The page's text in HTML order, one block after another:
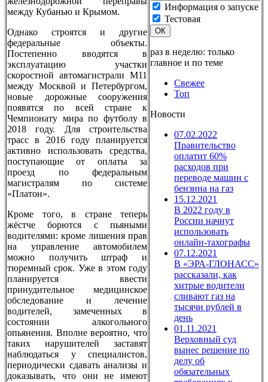
между Кубанью и Крымом.
Однако строятся и другие
федеральные объекты.
Постепенно вводятся в
эксплуатацию участки
скоростной автомагистрали М11
между Москвой и Петербургом,
новые дорожные сооружения
появятся по всей стране к
Чемпионату мира по футболу в
2018 году. Для строительства
трасс в 2016 году планируется
активно использовать средства,
поступающие от оплаты за
проезд по федеральным
магистралям по системе
«Платон».
Кроме того, в стране теперь
жёстче борются с пьяными
водителями: кроме лишения прав
на управление автомобилем
можно получить штраф и
тюремный срок. Уже в этом году
планируется ввести
принудительное медицинское
обследование и лечение
водителей, замеченных в
состоянии алкогольного
опьянения. Вполне вероятно, что
таких нарушителей заставят
наблюдаться у специалистов,
периодически сдавать анализы и
доказывать, что они не имеют
Информация о запуске
Тестовая
ОК
раз в неделю: только
главное и по теме
Свежее
Топ
Новости
07.02.2022
Правительство
оплатит 60%
расходов при
переводе машин с
бензина на газ
15.12.2021
В 2022 году в
России начнут
использовать
онлайн-тахографы
07.12.2021
В «ЭРА-ГЛОНАСС»
рассказали, как
хитрые водители
сливают газ на
тысячи рублей в
день
01.11.2021
Верховный суд
вынес решение по
делу об
обязательных